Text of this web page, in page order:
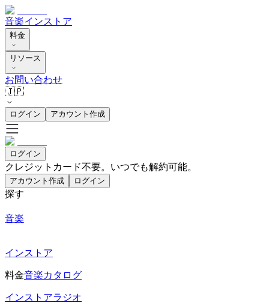
音楽インストア
料金
リソース
お問い合わせ
🇯🇵
ログイン アカウント作成
ログイン
クレジットカード不要。いつでも解約可能。
アカウント作成 ログイン
探す
音楽
インストア
料金音楽カタログ
インストアラジオ